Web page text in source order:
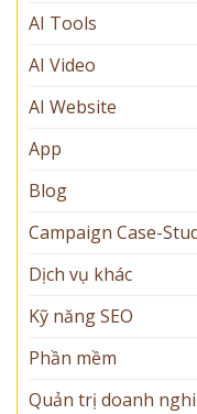
AI Tools
AI Video
AI Website
App
Blog
Campaign Case-
Dịch vụ khác
Kỹ năng SEO
Phần mềm
Quản trị doanh